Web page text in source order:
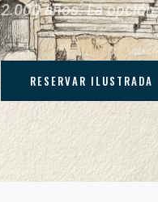
2.000 años. La
RESERVAR